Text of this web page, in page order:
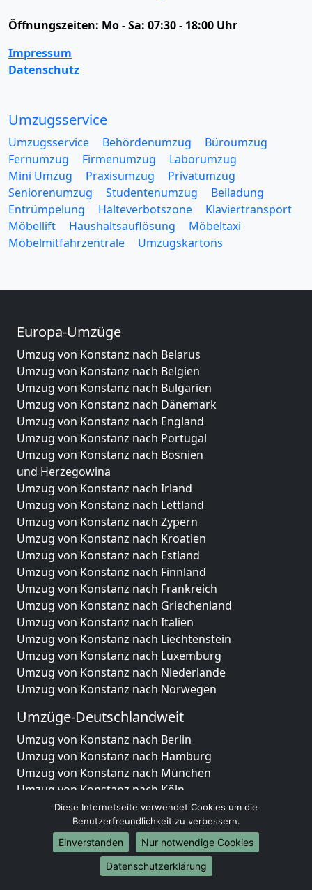
Öffnungszeiten: Mo - Sa: 07:30 - 18:00 Uhr
Impressum
Datenschutz
Umzugsservice
Umzugsservice Behördenumzug
Büroumzug
Fernumzug
Firmenumzug
Laborumzug
Mini Umzug
Praxisumzug
Privatumzug
Seniorenumzug
Studentenumzug
Beiladung
Entrümpelung
Halteverbotszone
Klaviertransport
Möbellift
Haushaltsauflösung
Möbeltaxi
Möbelmitfahrzentrale
Umzugskartons
Europa-Umzüge
Umzug von Konstanz nach Belarus
Umzug von Konstanz nach Belgien
Umzug von Konstanz nach Bulgarien
Umzug von Konstanz nach Dänemark
Umzug von Konstanz nach England
Umzug von Konstanz nach Portugal
Umzug von Konstanz nach Bosnien
und Herzegowina
Umzug von Konstanz nach Irland
Umzug von Konstanz nach Lettland
Umzug von Konstanz nach Zypern
Umzug von Konstanz nach Kroatien
Umzug von Konstanz nach Estland
Umzug von Konstanz nach Finnland
Umzug von Konstanz nach Frankreich
Umzug von Konstanz nach Griechenland
Umzug von Konstanz nach Italien
Umzug von Konstanz nach Liechtenstein
Umzug von Konstanz nach Luxemburg
Umzug von Konstanz nach Niederlande
Umzug von Konstanz nach Norwegen
Umzüge-Deutschlandweit
Umzug von Konstanz nach Berlin
Umzug von Konstanz nach Hamburg
Umzug von Konstanz nach München
Umzug von Konstanz nach Köln
Umzug von Konstanz nach Frankfurt am Main
Umzug von Konstanz nach Stuttgart
Umzug von Konstanz nach Düsseldorf
Umzug von Konstanz nach Leipzig
Umzug von Konstanz nach Dortmund
Diese Internetseite verwendet Cookies um die
Benutzerfreundlichkeit zu verbessern.
Einverstanden
Nur notwendige Cookies
Datenschutzerklärung